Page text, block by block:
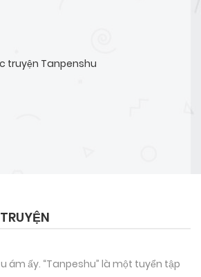
truyện Tanpenshu
ám ấy. “Tanpeshu” là một tuyển tập